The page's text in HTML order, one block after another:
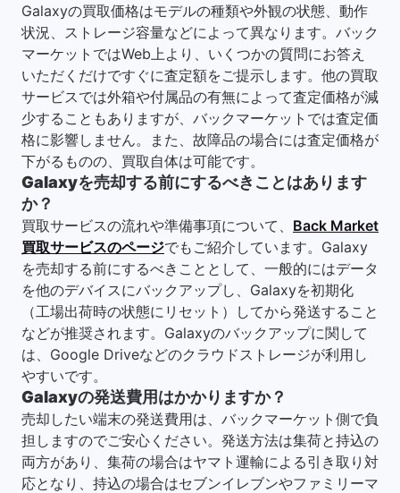
Galaxyの買取価格はモデルの種類や外観の状態、動作
状況、ストレージ容量などによって異なります。バック
マーケットではWeb上より、いくつかの質問にお答え
いただくだけですぐに査定額をご提示します。他の買取
サービスでは外箱や付属品の有無によって査定価格が減
少することもありますが、バックマーケットでは査定価
格に影響しません。また、故障品の場合には査定価格が
下がるものの、買取自体は可能です。
Galaxyを売却する前にするべきことはあります
か？
買取サービスの流れや準備事項について、 Back Market
買取サービスのページでもご紹介しています。Galaxy
を売却する前にするべきこととして、一般的にはデータ
を他のデバイスにバックアップし、Galaxyを初期化
（工場出荷時の状態にリセット）してから発送すること
などが推奨されます。Galaxyのバックアップに関して
は、Google Driveなどのクラウドストレージが利用し
やすいです。
Galaxyの発送費用はかかりますか？
売却したい端末の発送費用は、バックマーケット側で負
担しますのでご安心ください。発送方法は集荷と持込の
両方があり、集荷の場合はヤマト運輸による引き取り対
応となり、持込の場合はセブンイレブンやファミリーマ